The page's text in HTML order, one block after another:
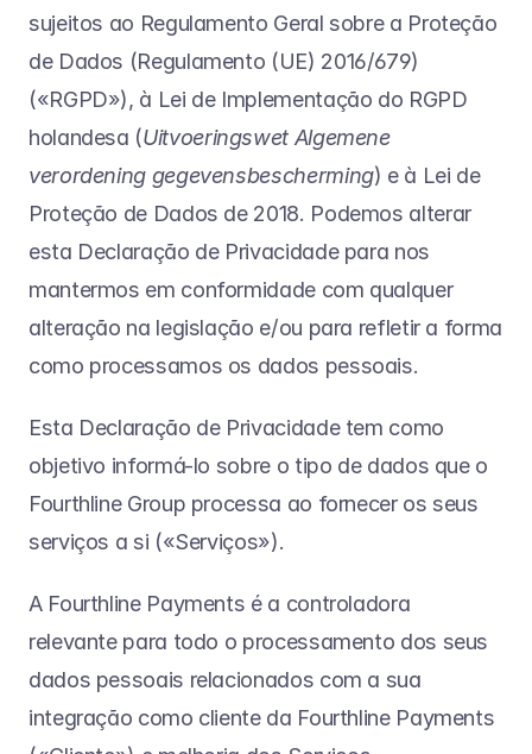
sujeitos ao Regulamento Geral sobre a Proteção
de Dados (Regulamento (UE) 2016/679)
(«RGPD»), à Lei de Implementação do RGPD
holandesa (Uitvoeringswet Algemene
verordening gegevensbescherming) e à Lei de
Proteção de Dados de 2018. Podemos alterar
esta Declaração de Privacidade para nos
mantermos em conformidade com qualquer
alteração na legislação e/ou para refletir a forma
como processamos os dados pessoais.
Esta Declaração de Privacidade tem como
objetivo informá-lo sobre o tipo de dados que o
Fourthline Group processa ao fornecer os seus
serviços a si («Serviços»).
A Fourthline Payments é a controladora
relevante para todo o processamento dos seus
dados pessoais relacionados com a sua
integração como cliente da Fourthline Payments